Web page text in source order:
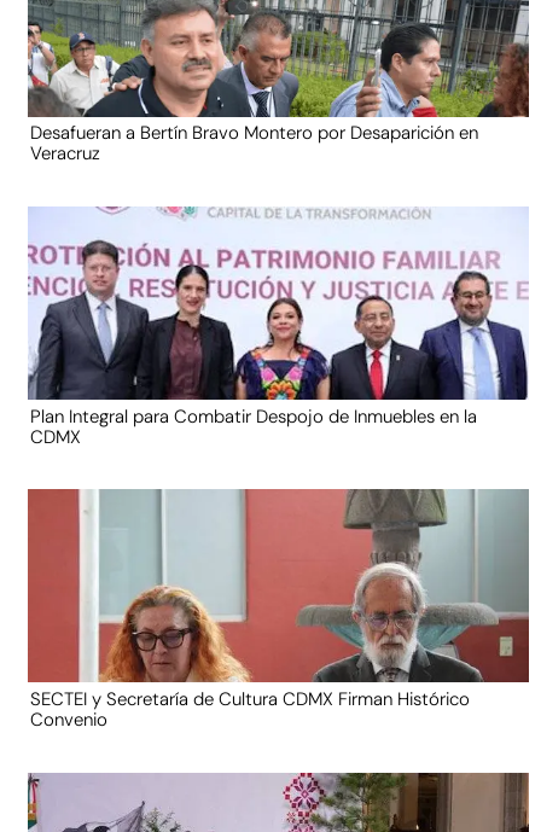
Desafueran a Bertín Bravo Montero por Desaparición en
Veracruz
Plan Integral para Combatir Despojo de Inmuebles en la
CDMX
SECTEI y Secretaría de Cultura CDMX Firman Histórico
Convenio